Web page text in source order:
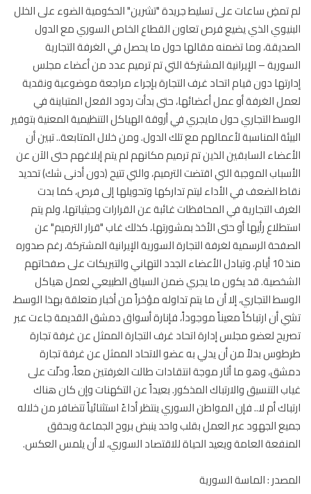
ساعات على تسليط جريدة "تشرين" الحكومية الضوء على الخلل
الذي يضيع فرص تعاون القطاع الخاص السوري مع الدول
وما تضمنه مقالها حول ما يحصل في الغرفة التجارية
– الإيرانية المشتركة التي تم ترميم عدد من أعضاء مجلس
دون قيام اتحاد غرف التجارة بإجراء مراجعة موضوعية ونقدية
الغرفة أو عمل أعضائها، حتى بدأت ردود الفعل المتباينة في
التجاري حول مايجري في أروقة الهياكل التنظيمية المعنية بتوفير
المناسبة لأعمالهم مع تلك الدول. ومن خلال المتابعة.. تبين أن
السابقين الذين تم ترميم مكانهم لم يتم إبلاغهم حتى الآن عن
الموجبة التي اقتضت الترميم، والتي تتيح (دون أدنى شك) تحديد
الضعف في الأداء ليتم تداركها وتحويلها إلى فرص، كما بدت
التجارية في المحافظات غائبة عن القرارات وحيثياتها، ولم يتم
رأيها أو حتى الأخذ بمشورتها، كذلك غاب "قرار الترميم" عن
الرسمية لغرفة التجارة السورية الإيرانية المشتركة، رغم صدوره
منذ 10 أيام، وتبادل الأعضاء الجدد التهاني والتبريكات على صفحاتهم
قد يكون ما يجري ضمن السياق الطبيعي لعمل هياكل
التجاري، إلا أن ما يتم تداوله مؤخراً من أخبار متعلقة بهذا الوسط،
أن ارتباكاً معيناً موجوداً، فإنارة أسواق دمشق القديمة جاءت عبر
لعضو مجلس إدارة اتحاد غرف التجارة الممثل عن غرفة تجارة
بدلاً من أن يدلي به عضو الاتحاد الممثل عن غرفة تجارة
وهو ما أثار موجة انتقادات طالت الغرفتين معاً، ودلّت على
التنسيق والارتباك المذكور. بعيداً عن التكهنات وإن كان هناك
أم لا.. فإن المواطن السوري ينتظر أداءً استثنائياً تتضافر من خلاله
الجهود عبر العمل بقلب واحد ينبض بروح الجماعة ويحقق
العامة ويعيد الحياة للاقتصاد السوري، لا أن يلمس العكس.
: الماسة السورية